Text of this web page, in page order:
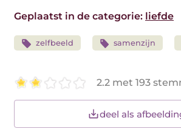
Geplaatst in de categorie: liefde
zelfbeeld samenzijn
2.2 met 193
deel als